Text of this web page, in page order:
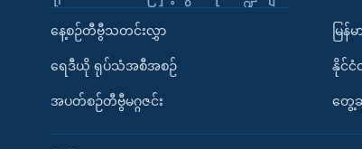
နေ့စဉ်တီဗွီသတင်းလွှာ
ရေဒီယို ရုပ်သံအစီအစဉ်
အပတ်စဉ်တီဗွီမဂ္ဂဇင်း
မြန်မ
နိုင်
တွေ့ဆုံ